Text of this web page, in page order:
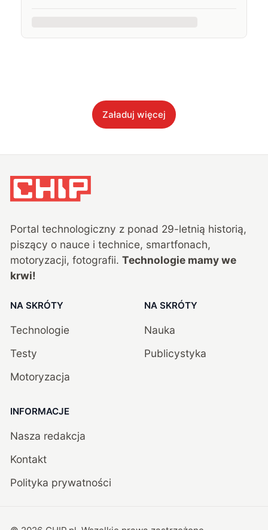
Załaduj więcej
Portal technologiczny z ponad 29-letnią historią,
piszący o nauce i technice, smartfonach,
motoryzacji, fotografii. Technologie mamy we
krwi!
NA SKRÓTY
Technologie
Testy
Motoryzacja
NA SKRÓTY
Nauka
Publicystyka
INFORMACJE
Nasza redakcja
Kontakt
Polityka prywatności